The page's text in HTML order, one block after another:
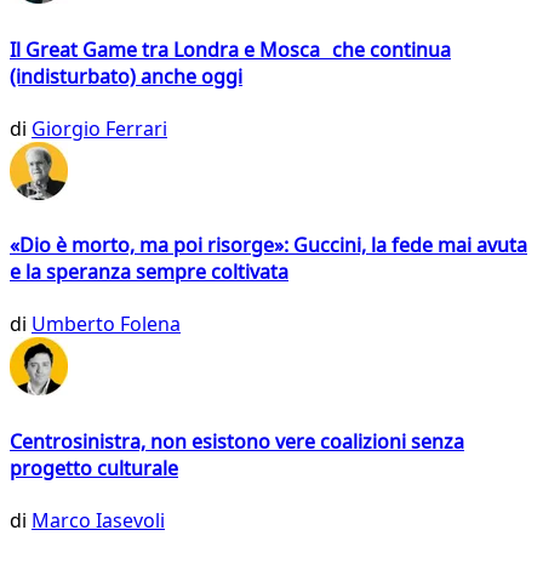
Il Great Game tra Londra e Mosca che continua
(indisturbato) anche oggi
di Giorgio Ferrari
«Dio è morto, ma poi risorge»: Guccini, la fede mai avuta
e la speranza sempre coltivata
di Umberto Folena
Centrosinistra, non esistono vere coalizioni senza
progetto culturale
di Marco Iasevoli